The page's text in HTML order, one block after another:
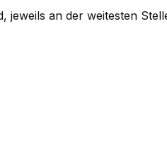
jeweils an der weitesten